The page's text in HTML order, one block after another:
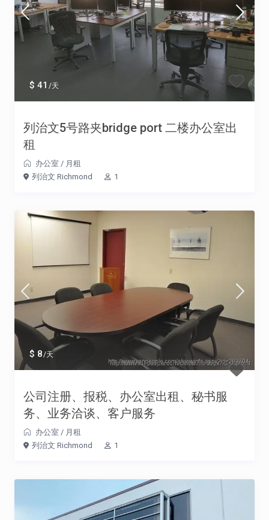
$ 41 /天
列治文5号路夹bridge port 二楼办公室出
租
办公室 / 月租
列治文 Richmond
1
$ 8/天
公司注册、报税、办公室出租、秘书服
务、业务洽谈、客户服务
办公室 / 月租
列治文 Richmond
1